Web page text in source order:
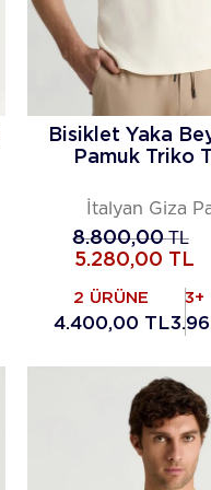
Bisiklet Yaka
Pamuk Triko
İtalyan Giza
8.800,00TL
5.280,00 TL
2 ÜRÜNE
4.400,00 TL
3+